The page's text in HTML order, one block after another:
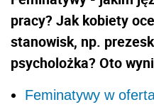
pracy? Jak kobiety
stanowisk, np.
psycholożka? Oto
Feminatywy w